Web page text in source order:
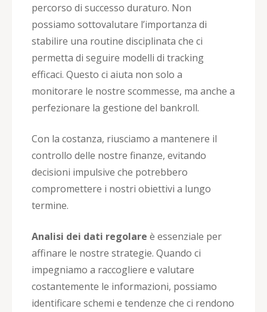
percorso di successo duraturo. Non
possiamo sottovalutare l’importanza di
stabilire una routine disciplinata che ci
permetta di seguire modelli di tracking
efficaci. Questo ci aiuta non solo a
monitorare le nostre scommesse, ma anche a
perfezionare la gestione del bankroll.
Con la costanza, riusciamo a mantenere il
controllo delle nostre finanze, evitando
decisioni impulsive che potrebbero
compromettere i nostri obiettivi a lungo
termine.
Analisi dei dati regolare è essenziale per
affinare le nostre strategie. Quando ci
impegniamo a raccogliere e valutare
costantemente le informazioni, possiamo
identificare schemi e tendenze che ci rendono